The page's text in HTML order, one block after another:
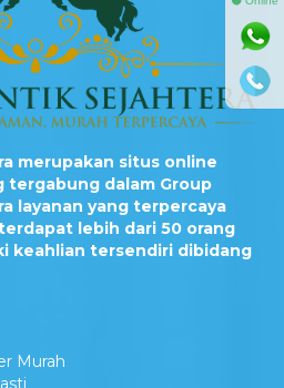
merupakan situs online
tergabung dalam Group
layanan yang terpercaya
lebih dari 50 orang
keahlian tersendiri dibidang
Murah